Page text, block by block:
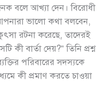
বলে আখ্যা দেন। বিরোধী
ভালো কথা বলবেন,
রটনা করেছে, তাদেরই
কী বার্তা দেয়?” তিনি প্রশ্ন
পরিবারের সদস্যকে
কী প্রমাণ করতে চাওয়া